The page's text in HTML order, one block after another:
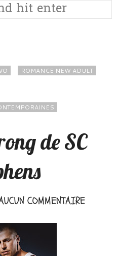
ROMANCE NEW ADULT
de SC
COMMENTAIRE